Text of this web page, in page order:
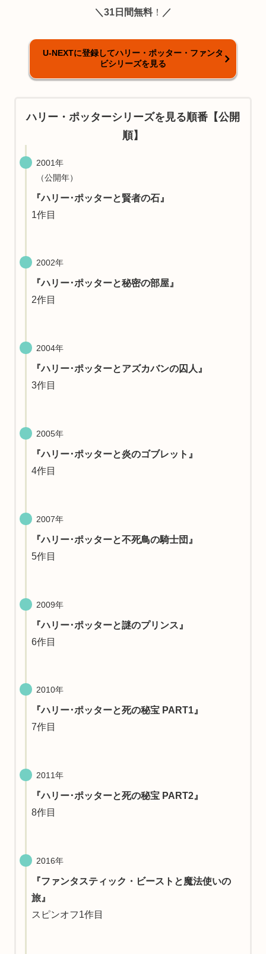
＼31日間無料！ ／
U-NEXTに登録してハリー・ポッター・ファンタ
ビシリーズを見る
ハリー・ポッターシリーズを見る順番【公開
順】
2001年
（公開年）
『ハリー･ポッターと賢者の石』
1作目
2002年
『ハリー･ポッターと秘密の部屋』
2作目
2004年
『ハリー･ポッターとアズカバンの囚人』
3作目
2005年
『ハリー･ポッターと炎のゴブレット』
4作目
2007年
『ハリー･ポッターと不死鳥の騎士団』
5作目
2009年
『ハリー･ポッターと謎のプリンス』
6作目
2010年
『ハリー･ポッターと死の秘宝 PART1』
7作目
2011年
『ハリー･ポッターと死の秘宝 PART2』
8作目
2016年
『ファンタスティック・ビーストと魔法使いの
旅』
スピンオフ1作目